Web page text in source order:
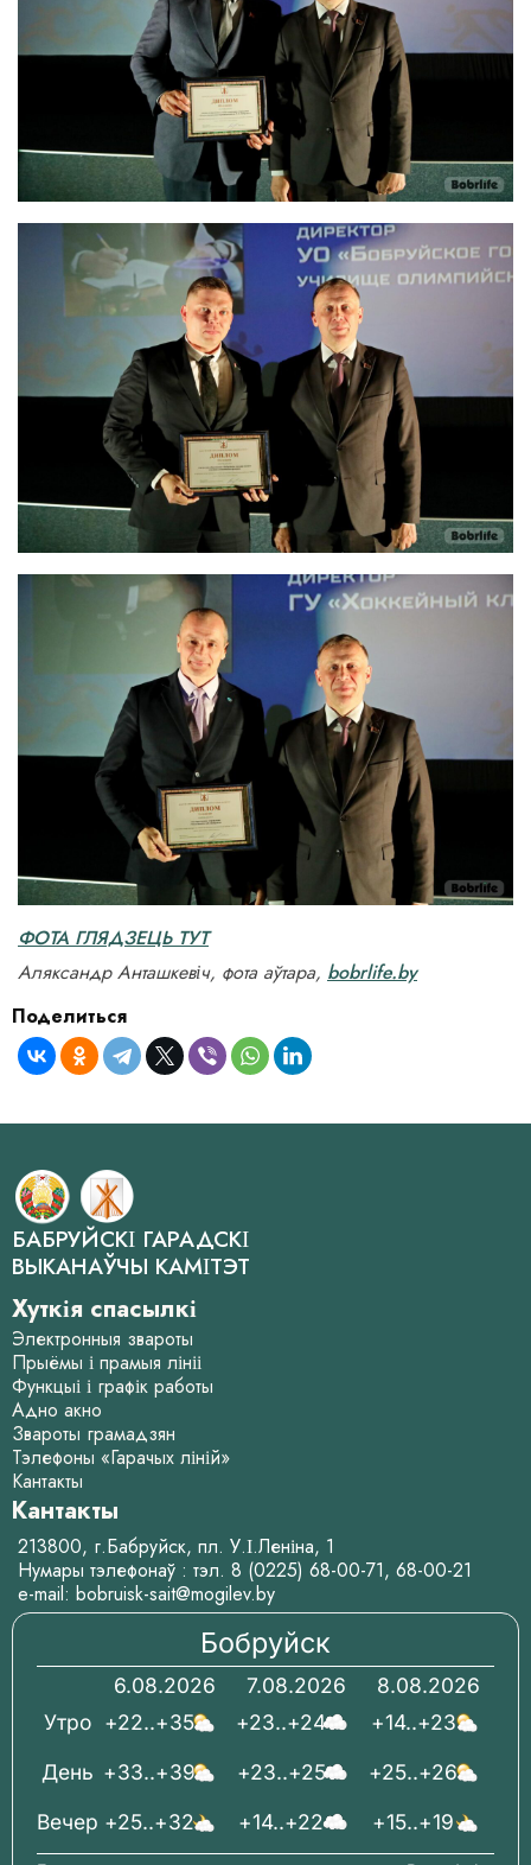
ФОТА ГЛЯДЗЕЦЬ ТУТ
Аляксандр Анташкевіч, фота аўтара, bobrlife.by
Поделиться
БАБРУЙСКІ ГАРАДСКІ
ВЫКАНАЎЧЫ КАМІТЭТ
Хуткія спасылкі
Электронныя звароты
Прыёмы і прамыя лініі
Функцыі і графік работы
Адно акно
Звароты грамадзян
Тэлефоны «Гарачых ліній»
Кантакты
Кантакты
213800, г.Бабруйск, пл. У.І.Леніна, 1
Нумары тэлефонаў : тэл. 8 (0225) 68-00-71, 68-00-21
e-mail: bobruisk-sait@mogilev.by
Бобруйск
6.08.2026
+22..+35
+33..+39
+25..+32
7.08.2026
+23..+24
+23..+25
+14..+22
8.08.2026
+14..+23
+25..+26
+15..+19
Вечер
День
Утро